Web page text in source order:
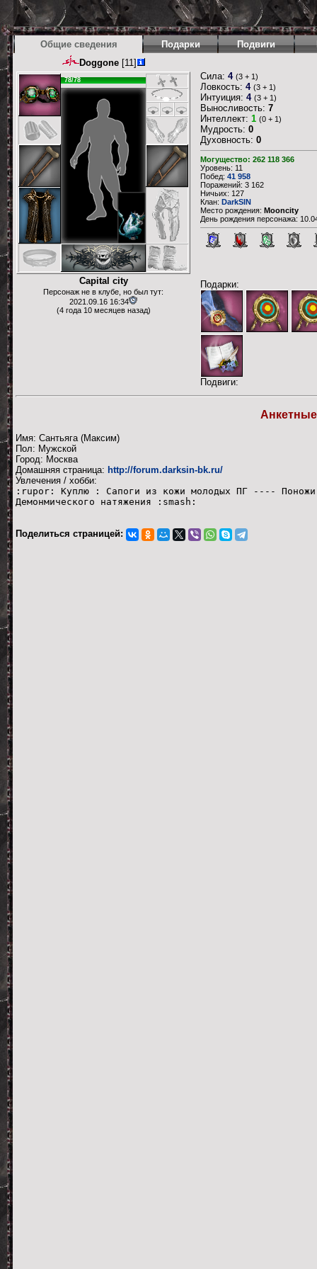
Общие сведения Подарки Подвиги
Doggone[11]
78/78
Capital city
Персонаж не в клубе, но был тут:
2021.09.16 16:34
(4 года 10 месяцев назад)
Сила: 4 (3 + 1)
Ловкость: 4 (3 + 1)
Интуиция: 4 (3 + 1)
Выносливость: 7
Интеллект: 1 (0 + 1)
Мудрость: 0
Духовность: 0
Могущество: 262 118 366
Уровень: 11
Побед: 41 958
Поражений: 3 162
Ничьих: 127
Клан: DarkSIN
Место рождения: Mooncity
День рождения персонажа:
Подарки:
Подвиги:
Имя: Сантьяга (Максим)
Пол: Мужской
Город: Москва
Домашняя страница: http://forum.darksin-bk.ru/
Увлечения / хобби:
:rupor: Куплю : Сапоги из кожи молодых ПГ ---- Поножи
Демонмического натяжения :smash:
Поделиться страницей: